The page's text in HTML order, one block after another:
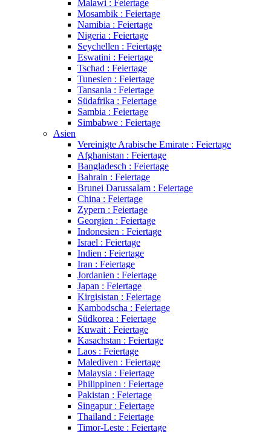
Malawi : Feiertage
Mosambik : Feiertage
Namibia : Feiertage
Nigeria : Feiertage
Seychellen : Feiertage
Eswatini : Feiertage
Tschad : Feiertage
Tunesien : Feiertage
Tansania : Feiertage
Südafrika : Feiertage
Sambia : Feiertage
Simbabwe : Feiertage
Asien
Vereinigte Arabische Emirate : Feiertage
Afghanistan : Feiertage
Bangladesch : Feiertage
Bahrain : Feiertage
Brunei Darussalam : Feiertage
China : Feiertage
Zypern : Feiertage
Georgien : Feiertage
Indonesien : Feiertage
Israel : Feiertage
Indien : Feiertage
Iran : Feiertage
Jordanien : Feiertage
Japan : Feiertage
Kirgisistan : Feiertage
Kambodscha : Feiertage
Südkorea : Feiertage
Kuwait : Feiertage
Kasachstan : Feiertage
Laos : Feiertage
Malediven : Feiertage
Malaysia : Feiertage
Philippinen : Feiertage
Pakistan : Feiertage
Singapur : Feiertage
Thailand : Feiertage
Timor-Leste : Feiertage